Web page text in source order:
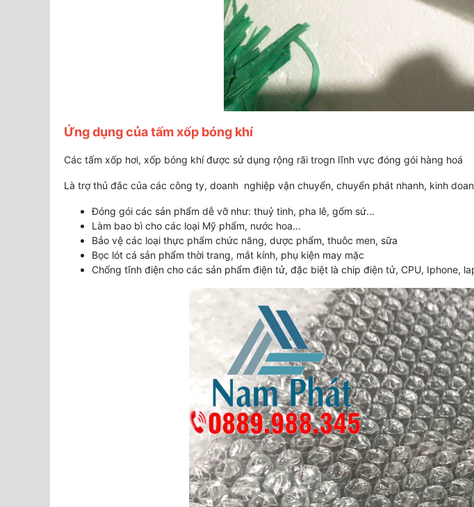
Ứng dụng của tấm xốp bóng khí
Các tấm xốp hơi, xốp bóng khí được sử dụng rộng rãi trogn lĩnh vực đóng gói hàng hoá
Là trợ thủ đắc của các công ty, doanh nghiệp vận chuyển, chuyển phát nhanh, kinh
Đóng gói các sản phẩm dễ vỡ như: thuỷ tinh, pha lê, gốm sứ...
Làm bao bì cho các loại Mỹ phẩm, nước hoa...
Bảo vệ các loại thực phẩm chức năng, dược phẩm, thuôc men, sữa
Bọc lót cá sản phẩm thời trang, mắt kính, phụ kiện may mặc
Chống tĩnh điện cho các sản phẩm điện tử, đặc biệt là chip điện tử, CPU, Iphone,